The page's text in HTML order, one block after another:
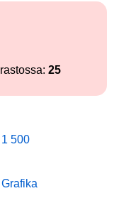
25
1 500
Grafika